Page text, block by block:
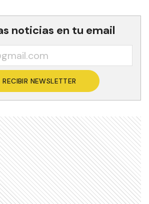
noticias en tu email
RECIBIR NEWSLETTER